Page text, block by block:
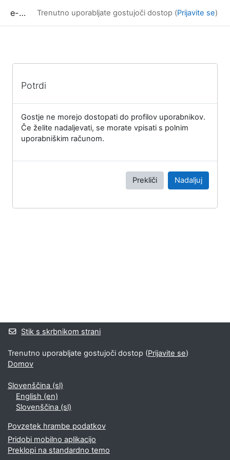
e-učilnica UP FAMNIT Trenutno uporabljate gostujoči dostop (Prijavite se)
Potrdi
Gostje ne morejo dostopati do profilov uporabnikov.
Če želite nadaljevati, se morate vpisati s polnim
uporabniškim računom.
Prekliči Nadaljuj
Stik s skrbnikom strani
Trenutno uporabljate gostujoči dostop (Prijavite se)
Domov
Slovenščina ‎(sl)‎
English ‎(en)‎
Slovenščina ‎(sl)‎
Povzetek hrambe podatkov
Pridobi mobilno aplikacijo
Preklopi na standardno temo